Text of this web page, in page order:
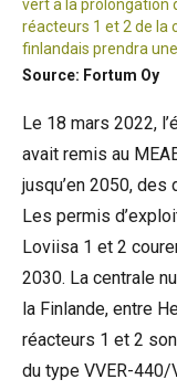
vert à la prolongation
réacteurs 1 et 2 de la
finlandais prendra
Source: Fortum Oy
Le 18 mars 2022,
avait remis au
jusqu’en 2050,
Les permis
Loviisa 1 et 2
2030. La centrale
la Finlande, entre
réacteurs 1 et 2
du type VVER-440/